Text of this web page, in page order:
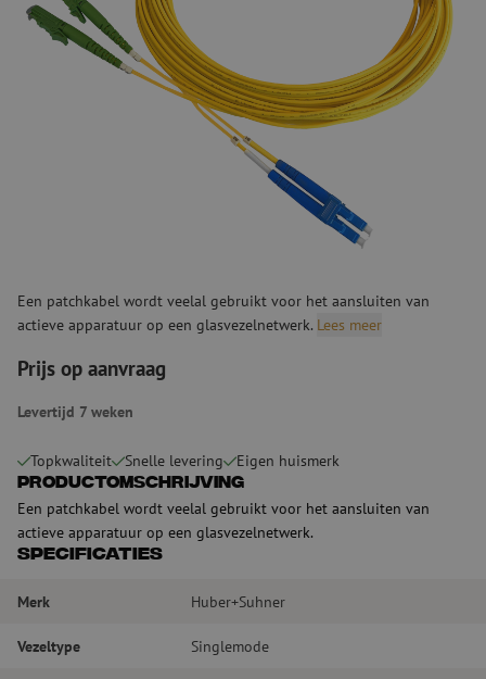
Een patchkabel wordt veelal gebruikt voor het aansluiten van
actieve apparatuur op een glasvezelnetwerk. Lees meer
Prijs op aanvraag
Levertijd 7 weken
Topkwaliteit Snelle levering Eigen huismerk
Productomschrijving
Een patchkabel wordt veelal gebruikt voor het aansluiten van
actieve apparatuur op een glasvezelnetwerk.
Specificaties
Merk Huber+Suhner
Vezeltype Singlemode